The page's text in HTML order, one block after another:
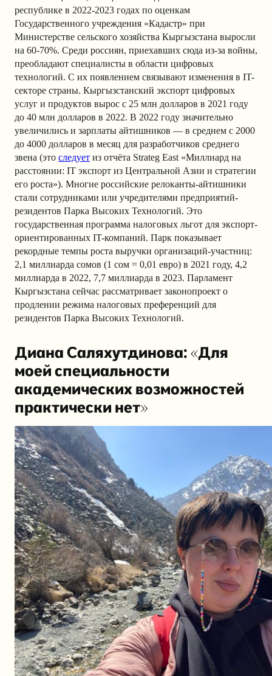
республике в 2022-2023 годах по оценкам
Государственного учреждения «Кадастр» при
Министерстве сельского хозяйства Кыргызстана выросли
на 60-70%. Среди россиян, приехавших сюда из-за войны,
преобладают специалисты в области цифровых
технологий. С их появлением связывают изменения в IT-
секторе страны. Кыргызстанский экспорт цифровых
услуг и продуктов вырос с 25 млн долларов в 2021 году
до 40 млн долларов в 2022. В 2022 году значительно
увеличились и зарплаты айтишников — в среднем с 2000
до 4000 долларов в месяц для разработчиков среднего
звена (это следует из отчёта Strateg East «Миллиард на
расстоянии: IT экспорт из Центральной Азии и стратегии
его роста»). Многие российские релоканты-айтишники
стали сотрудниками или учредителями предприятий-
резидентов Парка Высоких Технологий. Это
государственная программа налоговых льгот для экспорт-
ориентированных IT-компаний. Парк показывает
рекордные темпы роста выручки организаций-участниц:
2,1 миллиарда сомов (1 сом = 0,01 евро) в 2021 году, 4,2
миллиарда в 2022, 7,7 миллиарда в 2023. Парламент
Кыргызстана сейчас рассматривает законопроект о
продлении режима налоговых преференций для
резидентов Парка Высоких Технологий.
Диана Саляхутдинова: «Для
моей специальности
академических возможностей
практически нет»